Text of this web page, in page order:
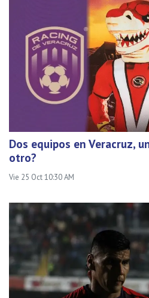
Dos equipos en Veracruz,
otro?
Vie 25 Oct 10:30 AM